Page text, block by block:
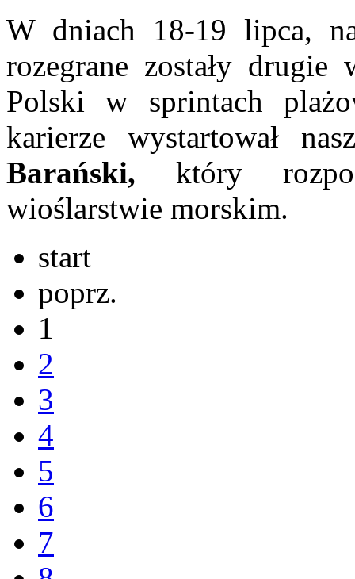
W dniach 18-19 lipca,
rozegrane zostały
Polski w sprintach
karierze wystartował
Barański,który
wioślarstwie morskim.
start
poprz.
1
2
3
4
5
6
7